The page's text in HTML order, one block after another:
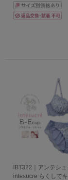
IBT322｜アンテシュ
intesucre らくして